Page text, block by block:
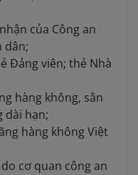
của Công an
dân;
Đảng viên; thẻ Nhà
hàng không, sân
dài hạn;
hàng không Việt
cơ quan công an